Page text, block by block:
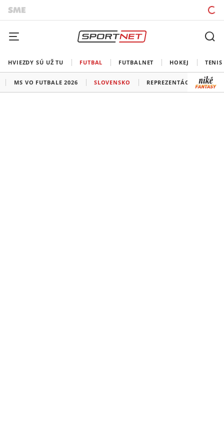
HVIEZDY SÚ UŽ TU FUTBAL FUTBALNET HOKEJ TENIS
MS VO FUTBALE 2026 SLOVENSKO REPREZENTÁCIE